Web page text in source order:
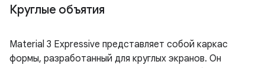
Круглые объятия
Material 3 Expressive представляет собой каркас
формы, разработанный для круглых экранов. Он